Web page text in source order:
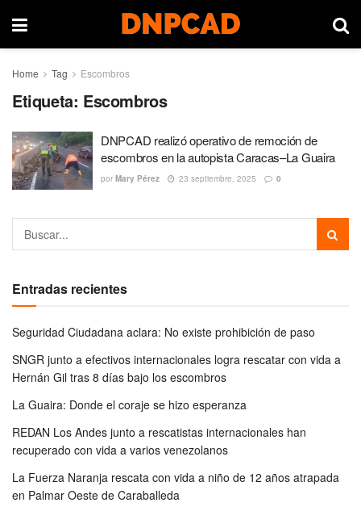
Home Tag Escombros
Etiqueta: Escombros
DNPCAD realizó operativo de remoción de
escombros en la autopista Caracas–La Guaira
por Mary Pérez 23 septiembre, 2025 0
Entradas recientes
Seguridad Ciudadana aclara: No existe prohibición de paso
SNGR junto a efectivos internacionales logra rescatar con vida a
Hernán Gil tras 8 días bajo los escombros
La Guaira: Donde el coraje se hizo esperanza
REDAN Los Andes junto a rescatistas internacionales han
recuperado con vida a varios venezolanos
La Fuerza Naranja rescata con vida a niño de 12 años atrapada
en Palmar Oeste de Caraballeda